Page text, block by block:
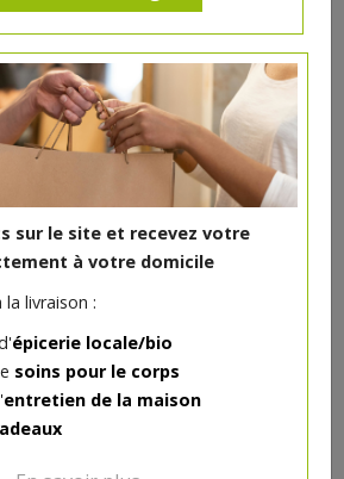
sur le site et recevez votre
à votre domicile
livraison :
épicerie locale/bio
soins pour le corps
entretien de la maison
1 pc +
50€
le
CATÉGORIE ...